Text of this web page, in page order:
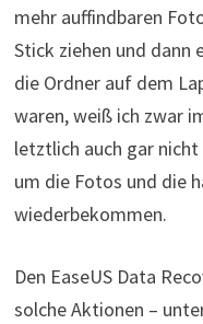
mehr auffindbaren
Stick ziehen und dann
die Ordner auf dem
waren, weiß ich zwar
letztlich auch gar
um die Fotos und die
wiederbekommen.
Den EaseUS Data
solche Aktionen –